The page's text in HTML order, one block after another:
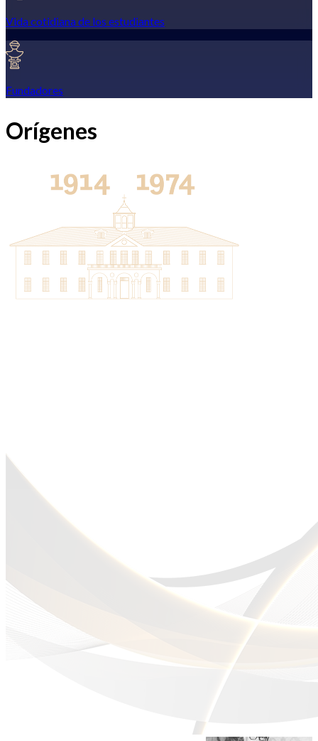
Vida cotidiana de los estudiantes
Fundadores
Orígenes